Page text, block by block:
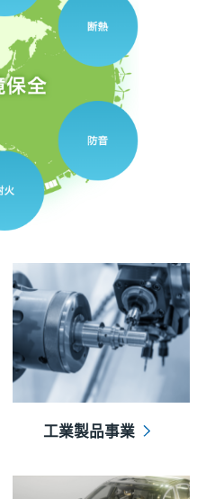
工業製品事業